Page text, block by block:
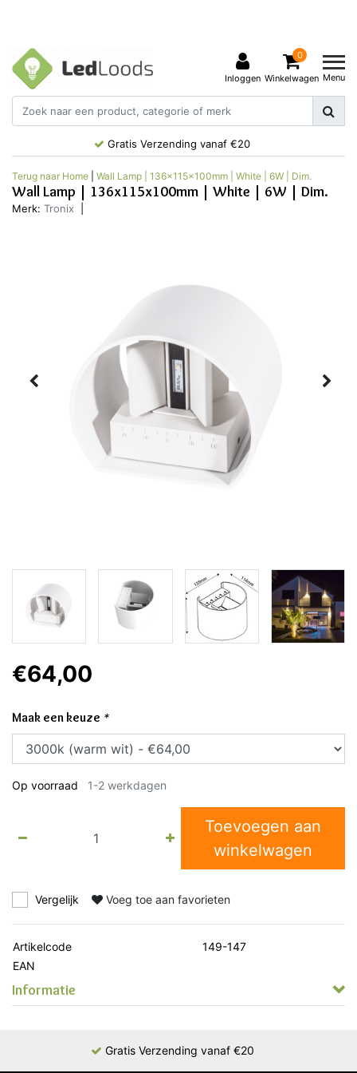
Inloggen
0
Winkelwagen Menu
Gratis Verzending vanaf €20
Terug naar Home Wall Lamp | 136x115x100mm | White | 6W | Dim.
Wall Lamp | 136x115x100mm | White | 6W | Dim.
Merk: Tronix
€64,00
Maak een keuze *
Op voorraad 1-2 werkdagen
Toevoegen aan
winkelwagen
Vergelijk Voeg toe aan favorieten
Artikelcode
149-147
EAN
Informatie
Gratis Verzending vanaf €20